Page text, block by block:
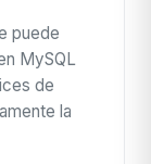
puede
MySQL
de
la